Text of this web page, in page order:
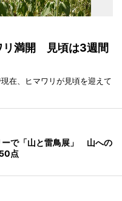
リ満開 見頃は3週間
在、ヒマワリが見頃を迎えて
ーで「山と雷鳥展」 山への
点